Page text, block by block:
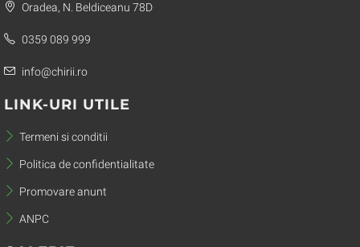
Oradea, N. Beldiceanu 78D
0359 089 999
info@chirii.ro
LINK-URI UTILE
Termeni si conditii
Politica de confidentialitate
Promovare anunt
ANPC